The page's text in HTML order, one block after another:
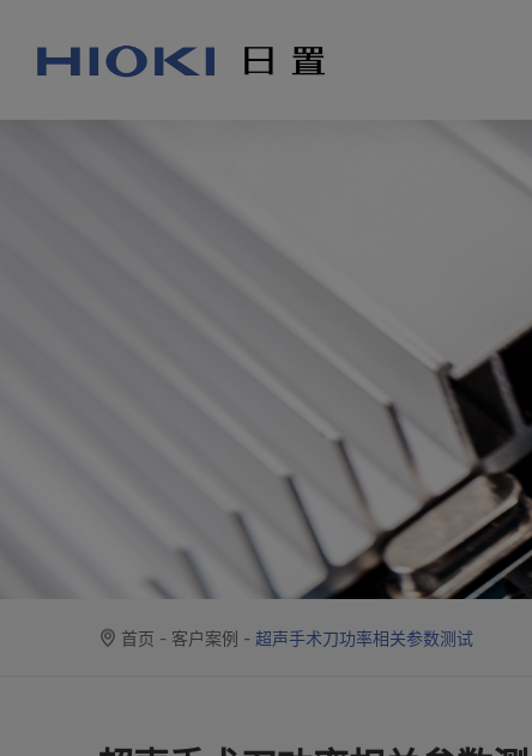
首页 - 客户案例 - 超声手术刀功率相关参数测试